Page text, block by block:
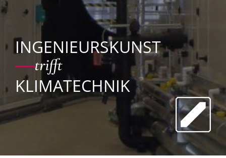
INGENIEURSKUNST
KLIMATECHNIK